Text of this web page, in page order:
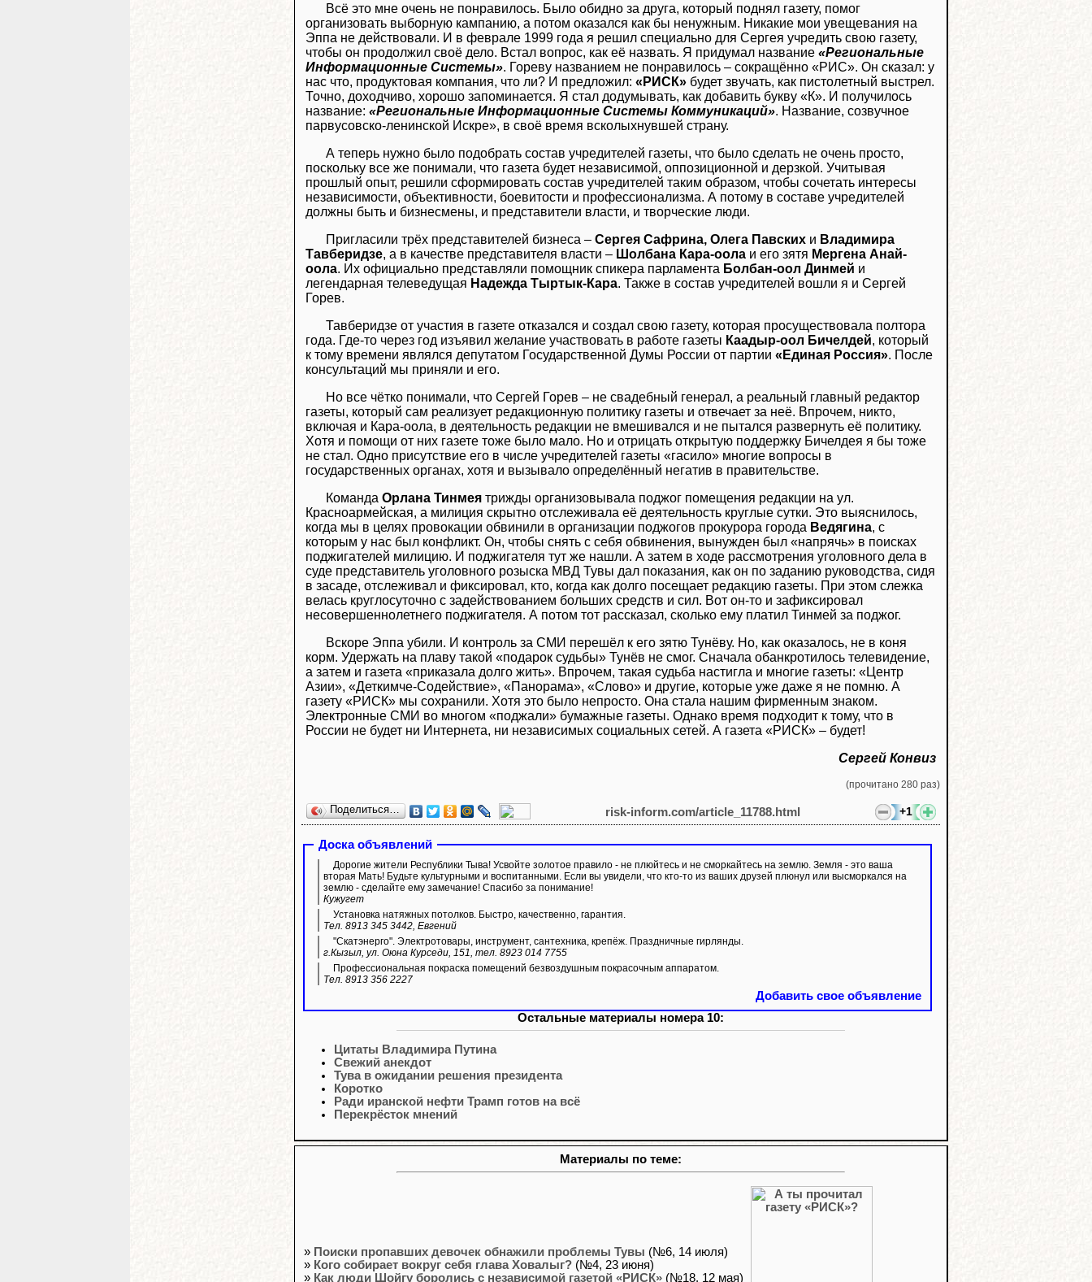
Всё это мне очень не понравилось. Было обидно за друга, который поднял газету, помог
организовать выборную кампанию, а потом оказался как бы ненужным. Никакие мои увещевания на
Эппа не действовали. И в феврале 1999 года я решил специально для Сергея учредить свою газету,
чтобы он продолжил своё дело. Встал вопрос, как её назвать. Я придумал название «Региональные
Информационные Системы». Гореву названием не понравилось – сокращённо «РИС». Он сказал: у
нас что, продуктовая компания, что ли? И предложил: «РИСК» будет звучать, как пистолетный выстрел.
Точно, доходчиво, хорошо запоминается. Я стал додумывать, как добавить букву «К». И получилось
название: «Региональные Информационные Системы Коммуникаций». Название, созвучное
парвусовско-ленинской Искре», в своё время всколыхнувшей страну.
А теперь нужно было подобрать состав учредителей газеты, что было сделать не очень просто,
поскольку все же понимали, что газета будет независимой, оппозиционной и дерзкой. Учитывая
прошлый опыт, решили сформировать состав учредителей таким образом, чтобы сочетать интересы
независимости, объективности, боевитости и профессионализма. А потому в составе учредителей
должны быть и бизнесмены, и представители власти, и творческие люди.
Пригласили трёх представителей бизнеса – Сергея Сафрина, Олега Павских и Владимира
Тавберидзе, а в качестве представителя власти – Шолбана Кара-оола и его зятя Мергена Анай-
оола. Их официально представляли помощник спикера парламента Болбан-оол Динмей и
легендарная телеведущая Надежда Тыртык-Кара. Также в состав учредителей вошли я и Сергей
Горев.
Тавберидзе от участия в газете отказался и создал свою газету, которая просуществовала полтора
года. Где-то через год изъявил желание участвовать в работе газеты Каадыр-оол Бичелдей, который
к тому времени являлся депутатом Государственной Думы России от партии «Единая Россия». После
консультаций мы приняли и его.
Но все чётко понимали, что Сергей Горев – не свадебный генерал, а реальный главный редактор
газеты, который сам реализует редакционную политику газеты и отвечает за неё. Впрочем, никто,
включая и Кара-оола, в деятельность редакции не вмешивался и не пытался развернуть её политику.
Хотя и помощи от них газете тоже было мало. Но и отрицать открытую поддержку Бичелдея я бы тоже
не стал. Одно присутствие его в числе учредителей газеты «гасило» многие вопросы в
государственных органах, хотя и вызывало определённый негатив в правительстве.
Команда Орлана Тинмея трижды организовывала поджог помещения редакции на ул.
Красноармейская, а милиция скрытно отслеживала её деятельность круглые сутки. Это выяснилось,
когда мы в целях провокации обвинили в организации поджогов прокурора города Ведягина, с
которым у нас был конфликт. Он, чтобы снять с себя обвинения, вынужден был «напрячь» в поисках
поджигателей милицию. И поджигателя тут же нашли. А затем в ходе рассмотрения уголовного дела в
суде представитель уголовного розыска МВД Тувы дал показания, как он по заданию руководства, сидя
в засаде, отслеживал и фиксировал, кто, когда как долго посещает редакцию газеты. При этом слежка
велась круглосуточно с задействованием больших средств и сил. Вот он-то и зафиксировал
несовершеннолетнего поджигателя. А потом тот рассказал, сколько ему платил Тинмей за поджог.
Вскоре Эппа убили. И контроль за СМИ перешёл к его зятю Тунёву. Но, как оказалось, не в коня
корм. Удержать на плаву такой «подарок судьбы» Тунёв не смог. Сначала обанкротилось телевидение,
а затем и газета «приказала долго жить». Впрочем, такая судьба настигла и многие газеты: «Центр
Азии», «Деткимче-Содействие», «Панорама», «Слово» и другие, которые уже даже я не помню. А
газету «РИСК» мы сохранили. Хотя это было непросто. Она стала нашим фирменным знаком.
Электронные СМИ во многом «поджали» бумажные газеты. Однако время подходит к тому, что в
России не будет ни Интернета, ни независимых социальных сетей. А газета «РИСК» – будет!
Сергей Конвиз
(прочитано 280 раз)
Поделиться… +1
risk-inform.com/article_11788.html
Доска объявлений
Дорогие жители Республики Тыва! Усвойте золотое правило - не плюйтесь и не сморкайтесь на землю. Земля - это ваша
вторая Мать! Будьте культурными и воспитанными. Если вы увидели, что кто-то из ваших друзей плюнул или высморкался на
землю - сделайте ему замечание! Спасибо за понимание!
Кужугет
Установка натяжных потолков. Быстро, качественно, гарантия.
Тел. 8913 345 3442, Евгений
"Скатэнерго". Электротовары, инструмент, сантехника, крепёж. Праздничные гирлянды.
г.Кызыл, ул. Оюна Курседи, 151, тел. 8923 014 7755
Профессиональная покраска помещений безвоздушным покрасочным аппаратом.
Тел. 8913 356 2227
Добавить свое объявление
Остальные материалы номера 10:
Цитаты Владимира Путина
Свежий анекдот
Тува в ожидании решения президента
Коротко
Ради иранской нефти Трамп готов на всё
Перекрёсток мнений
Материалы по теме:
» Поиски пропавших девочек обнажили проблемы Тувы (№6, 14 июля)
» Кого собирает вокруг себя глава Ховалыг? (№4, 23 июня)
» Как люди Шойгу боролись с независимой газетой «РИСК» (№18, 12 мая)